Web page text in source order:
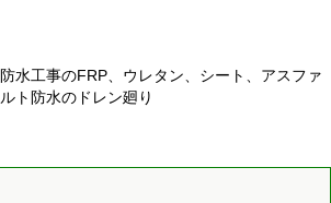
防水工事のFRP、ウレタン、シート、アスファ
ルト防水のドレン廻り